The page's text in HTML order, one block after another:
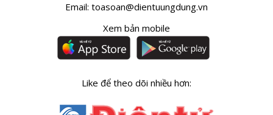
Email: toasoan@dientuungdung.vn
Xem bản mobile
Like để theo dõi nhiều hơn: